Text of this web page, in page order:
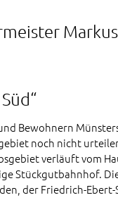
Bewohnern
noch nicht
verläuft vom
Stückgutbahnhof.
der Friedrich-